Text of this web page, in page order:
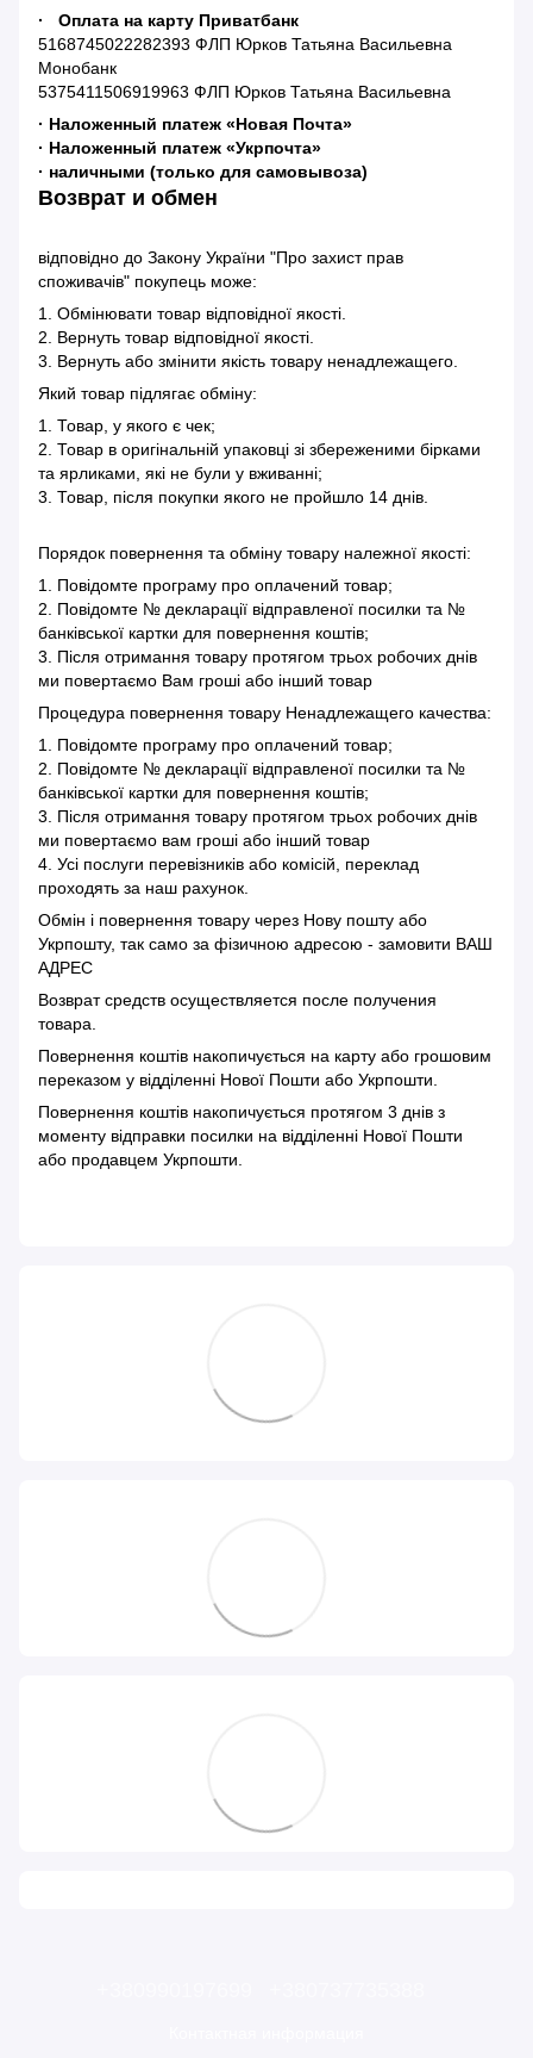
· Оплата на карту Приватбанк
5168745022282393 ФЛП Юрков Татьяна Васильевна
Монобанк
5375411506919963 ФЛП Юрков Татьяна Васильевна
· Наложенный платеж «Новая Почта»
· Наложенный платеж «Укрпочта»
· наличными (только для самовывоза)
Возврат и обмен
відповідно до Закону України "Про захист прав
споживачів" покупець може:
1. Обмінювати товар відповідної якості.
2. Вернуть товар відповідної якості.
3. Вернуть або змінити якість товару ненадлежащего.
Який товар підлягає обміну:
1. Товар, у якого є чек;
2. Товар в оригінальній упаковці зі збереженими бірками
та ярликами, які не були у вживанні;
3. Товар, після покупки якого не пройшло 14 днів.
Порядок повернення та обміну товару належної якості:
1. Повідомте програму про оплачений товар;
2. Повідомте № декларації відправленої посилки та №
банківської картки для повернення коштів;
3. Після отримання товару протягом трьох робочих днів
ми повертаємо Вам гроші або інший товар
Процедура повернення товару Ненадлежащего качества:
1. Повідомте програму про оплачений товар;
2. Повідомте № декларації відправленої посилки та №
банківської картки для повернення коштів;
3. Після отримання товару протягом трьох робочих днів
ми повертаємо вам гроші або інший товар
4. Усі послуги перевізників або комісій, переклад
проходять за наш рахунок.
Обмін і повернення товару через Нову пошту або
Укрпошту, так само за фізичною адресою - замовити ВАШ
АДРЕС
Возврат средств осуществляется после получения
товара.
Повернення коштів накопичується на карту або грошовим
переказом у відділенні Нової Пошти або Укрпошти.
Повернення коштів накопичується протягом 3 днів з
моменту відправки посилки на відділенні Нової Пошти
або продавцем Укрпошти.